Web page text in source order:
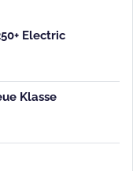
Electric
Klasse